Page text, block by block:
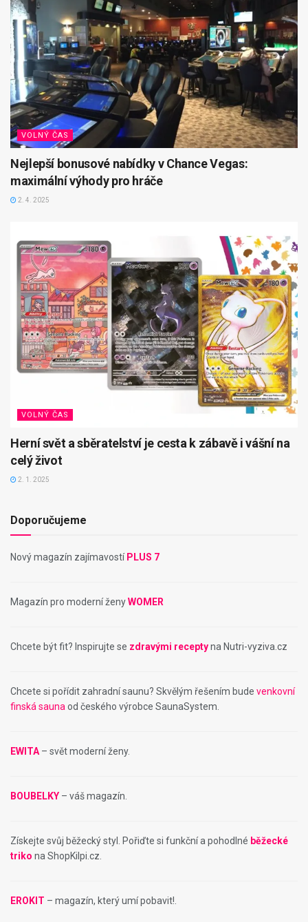
VOLNÝ ČAS
Nejlepší bonusové nabídky v Chance Vegas:
maximální výhody pro hráče
2. 4. 2025
VOLNÝ ČAS
Herní svět a sběratelství je cesta k zábavě i vášní na
celý život
2. 1. 2025
Doporučujeme
Nový magazín zajímavostí PLUS 7
Magazín pro moderní ženyWOMER
Chcete být fit? Inspirujte se zdravými receptyna Nutri-vyziva.cz
Chcete si pořídit zahradní saunu? Skvělým řešením bude venkovní
finská sauna od českého výrobce SaunaSystem.
EWITA – svět moderní ženy.
BOUBELKY – váš magazín.
Získejte svůj běžecký styl. Pořiďte si funkční a pohodlné běžecké
triko na ShopKilpi.cz.
EROKIT – magazín, který umí pobavit!.